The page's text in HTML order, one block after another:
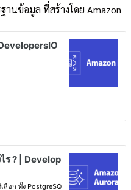
านข้อมูล ที่สร้างโดย Amazon